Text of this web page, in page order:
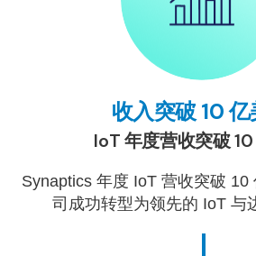
收入突破 10
IoT 年度营收突破
Synaptics 年度 IoT 营收突破 10
司成功转型为领先的 IoT 与